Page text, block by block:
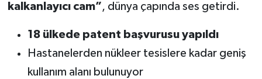
kalkanlayıcı cam”, dünya çapında ses getirdi.
18 ülkede patent başvurusu yapıldı
Hastanelerden nükleer tesislere kadar geniş
kullanım alanı bulunuyor